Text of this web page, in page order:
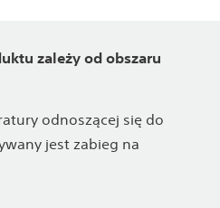
zależy od obszaru
odnoszącej się do
jest zabieg na